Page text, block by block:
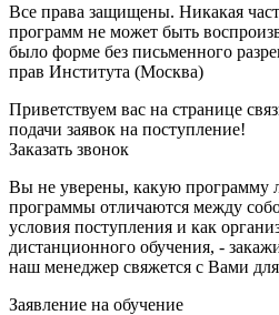
Все права защищены. Никакая
программ не может быть
было форме без письменного
прав Института (Москва)
Приветствуем вас на странице
подачи заявок на поступление!
Заказать звонок
Вы не уверены, какую программу
программы отличаются между
условия поступления и как
дистанционного обучения, -
наш менеджер свяжется с Вами
Заявление на обучение